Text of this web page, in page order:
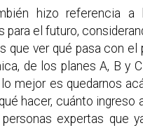
hizo referencia a
para el futuro,
que ver qué pasa con
de los planes A, B y
mejor es quedarnos
hacer, cuánto ingreso
expertas que